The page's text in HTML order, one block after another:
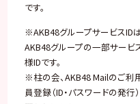
です。
※AKB48グループサービスIDは
AKB48グループの一部サービ
様IDです。
※柱の会、AKB48 Mailのご利
員登録（ID・パスワードの発